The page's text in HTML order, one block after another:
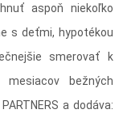
aspoň niekoľko
s deťmi, hypotékou
smerovať k
bežných
a dodáva: